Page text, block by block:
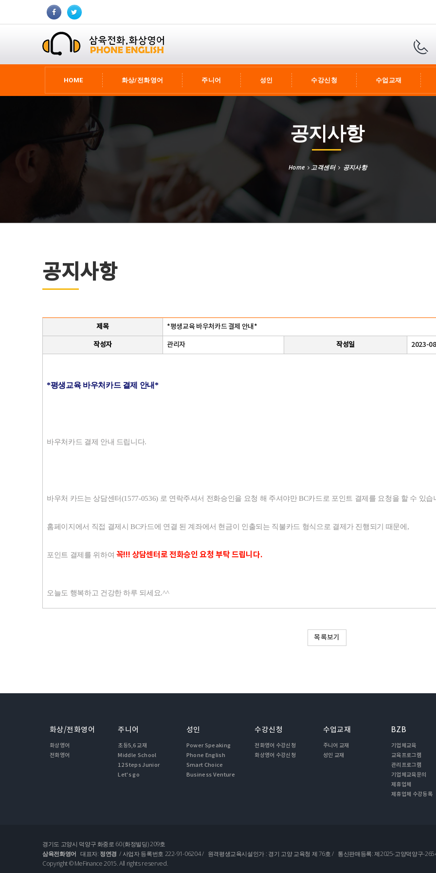
HOME 화상/전화영어 주니어 성인 수강신청 수업교재
공지사항
Home 고객센터 공지사항
공지사항
제목 *평생교육 바우처카드 결제 안내*
작성자 관리자 작성일 2023-
*평생교육 바우처카드 결제 안내*
바우처카드 결제 안내 드립니다.
바우처 카드는 상담센터(1577-0536) 로 연락주셔서 전화승인을 요청 해 주셔야만 BC카드로 포인트 결제를 요청을 할 수 있습
홈페이지에서 직접 결제시 BC카드에 연결 된 계좌에서 현금이 인출되는 직불카드 형식으로 결제가 진행되기 때문에,
포인트 결제를 위하여 꼭!!! 상담센터로 전화승인 요청 부탁 드립니다.
오늘도 행복하고 건강한 하루 되세요.^^
목록보기
화상/전화영어
화상영어
전화영어
주니어
초등5,6 교재
Middle School
12 Steps Junior
Let's go
성인
Power Speaking
Phone English
Smart Choice
Business Venture
수강신청
전화영어 수강신청
화상영어 수강신청
수업교재
주니어 교재
성인 교재
BZB
기업체교육
교육프로그램
관리프로그램
기업체교육문의
제휴업체
제휴업체 수강등록
경기도 고양시 덕양구 화중로 60 (화정빌딩) 209호
삼육전화영어 대표자: 정연경 / 사업자 등록번호 222-91-06204 / 원격평생교육시설인가 : 경기 고양 교육청 제 76호 / 통신판매등록: 제2025-고양덕양구-
Copyright © MeFinance 2015. All rights reserved.